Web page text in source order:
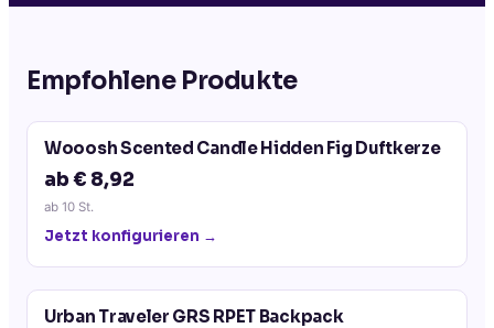
Empfohlene Produkte
Wooosh Scented Candle Hidden Fig Duftkerze
ab € 8,92
ab 10 St.
Jetzt konfigurieren →
Urban Traveler GRS RPET Backpack